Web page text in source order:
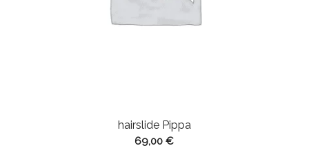
hairslide Pippa
69,00€